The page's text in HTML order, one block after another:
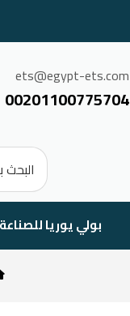
ets@egypt-ets.com
00201100775704
بولي يوريا للصناعة